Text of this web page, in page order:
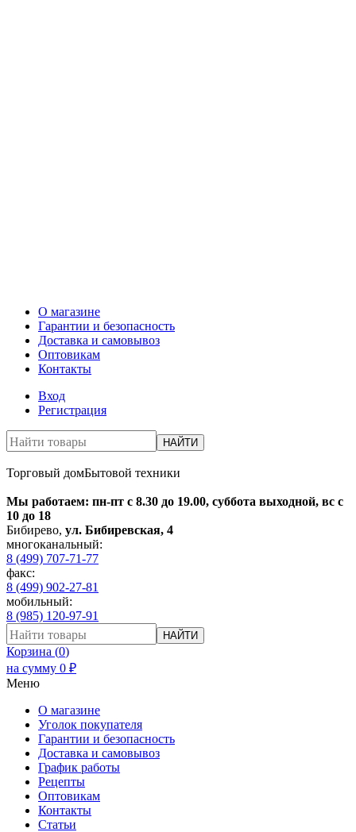
О магазине
Гарантии и безопасность
Доставка и самовывоз
Оптовикам
Контакты
Вход
Регистрация
НАЙТИ
Торговый домБытовой техники
Мы работаем: пн-пт с 8.30 до 19.00, суббота выходной, вс с
10 до 18
Бибирево, ул. Бибиревская, 4
многоканальный:
8 (499) 707-71-77
факс:
8 (499) 902-27-81
мобильный:
8 (985) 120-97-91
НАЙТИ
Корзина (0)
на сумму 0 ₽
Меню
О магазине
Уголок покупателя
Гарантии и безопасность
Доставка и самовывоз
График работы
Рецепты
Оптовикам
Контакты
Статьи